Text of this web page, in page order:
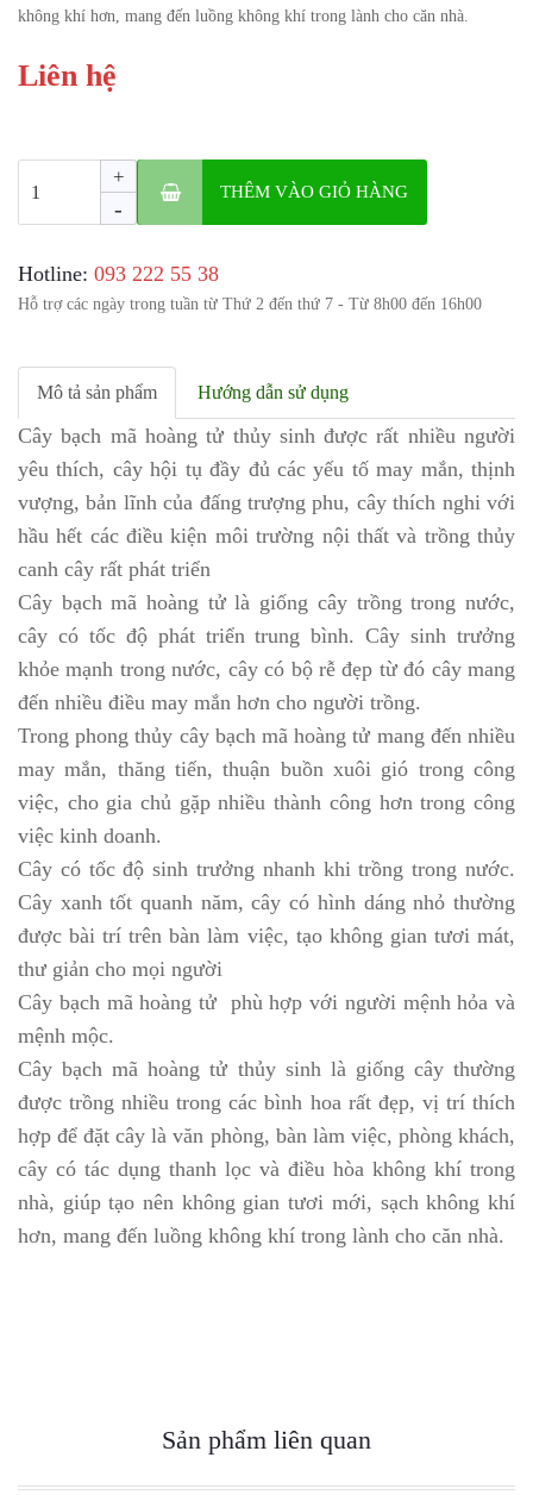
không khí hơn, mang đến luồng không khí trong lành cho căn nhà.
Liên hệ
-
+
THÊM VÀO GIỎ HÀNG
Hotline: ‎093 222 55 38
Hỗ trợ các ngày trong tuần từ Thứ 2 đến thứ 7 - Từ 8h00 đến 16h00
Mô tả sản phẩm Hướng dẫn sử dụng
Cây bạch mã hoàng tử thủy sinh được rất nhiều người
yêu thích, cây hội tụ đầy đủ các yếu tố may mắn, thịnh
vượng, bản lĩnh của đấng trượng phu, cây thích nghi với
hầu hết các điều kiện môi trường nội thất và trồng thủy
canh cây rất phát triển
Cây bạch mã hoàng tử là giống cây trồng trong nước,
cây có tốc độ phát triển trung bình. Cây sinh trưởng
khỏe mạnh trong nước, cây có bộ rễ đẹp từ đó cây mang
đến nhiều điều may mắn hơn cho người trồng.
Trong phong thủy cây bạch mã hoàng tử mang đến nhiều
may mắn, thăng tiến, thuận buồn xuôi gió trong công
việc, cho gia chủ gặp nhiều thành công hơn trong công
việc kinh doanh.
Cây có tốc độ sinh trưởng nhanh khi trồng trong nước.
Cây xanh tốt quanh năm, cây có hình dáng nhỏ thường
được bài trí trên bàn làm việc, tạo không gian tươi mát,
thư giản cho mọi người
Cây bạch mã hoàng tử phù hợp với người mệnh hỏa và
mệnh mộc.
Cây bạch mã hoàng tử thủy sinh là giống cây thường
được trồng nhiều trong các bình hoa rất đẹp, vị trí thích
hợp để đặt cây là văn phòng, bàn làm việc, phòng khách,
cây có tác dụng thanh lọc và điều hòa không khí trong
nhà, giúp tạo nên không gian tươi mới, sạch không khí
hơn, mang đến luồng không khí trong lành cho căn nhà.
Sản phẩm liên quan